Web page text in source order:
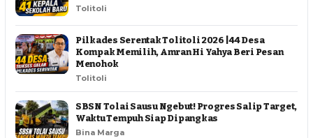
Tolitoli
Pilkades Serentak Tolitoli 2026 | 44 Desa
Kompak Memilih, Amran Hi Yahya Beri Pesan
Menohok
Tolitoli
SBSN Tolai Sausu Ngebut! Progres Salip Target,
Waktu Tempuh Siap Dipangkas
Bina Marga